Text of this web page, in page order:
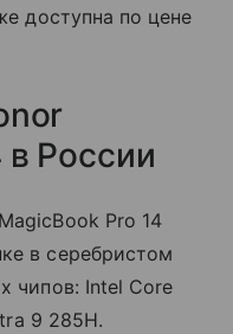
доступна по цене
в России
Pro 14
в серебристом
чипов: Intel Core
9 285H.